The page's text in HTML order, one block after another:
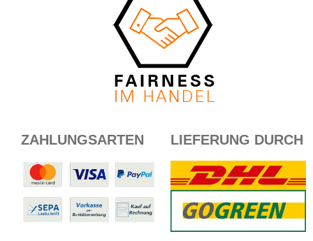
ZAHLUNGSARTEN LIEFERUNG DURCH